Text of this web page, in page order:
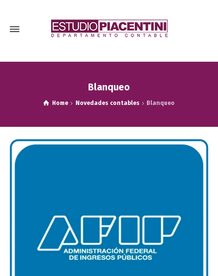
Blanqueo
Home Novedades contables Blanqueo